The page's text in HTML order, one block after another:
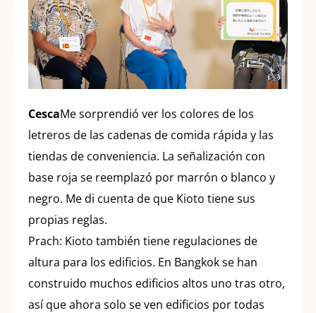
CescaMe sorprendió ver los colores de los
letreros de las cadenas de comida rápida y las
tiendas de conveniencia. La señalización con
base roja se reemplazó por marrón o blanco y
negro. Me di cuenta de que Kioto tiene sus
propias reglas.
Prach: Kioto también tiene regulaciones de
altura para los edificios. En Bangkok se han
construido muchos edificios altos uno tras otro,
así que ahora solo se ven edificios por todas